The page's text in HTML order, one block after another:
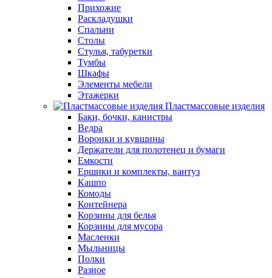
Прихожие
Раскладушки
Спальни
Столы
Стулья, табуретки
Тумбы
Шкафы
Элементы мебели
Этажерки
Пластмассовые изделия
Баки, бочки, канистры
Ведра
Воронки и кувшины
Держатели для полотенец и бумаги
Емкости
Ершики и комплекты, вантуз
Кашпо
Комоды
Контейнера
Корзины для белья
Корзины для мусора
Масленки
Мыльницы
Полки
Разное